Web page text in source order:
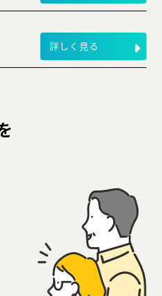
詳しく見る